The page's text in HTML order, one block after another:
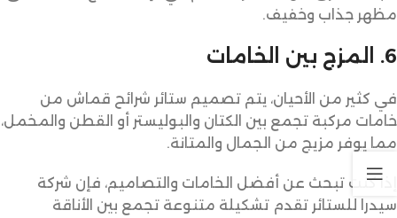
مظهر جذاب وخفيف.
6. المزج بين الخامات
في كثير من الأحيان، يتم تصميم ستائر شرائح قماش من
خامات مركبة تجمع بين الكتان والبوليستر أو القطن والمخمل،
مما يوفر مزيج من الجمال والمتانة.
إذا كنت تبحث عن أفضل الخامات والتصاميم، فإن شركة
سيدرا للستائر تقدم تشكيلة متنوعة تجمع بين الأناقة